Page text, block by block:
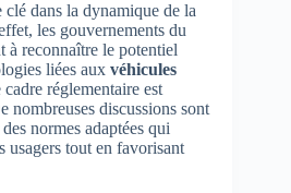
dans la dynamique de la
les gouvernements du
à reconnaître le potentiel
liées aux véhicules
réglementaire est
nombreuses discussions sont
normes adaptées qui
usagers tout en favorisant